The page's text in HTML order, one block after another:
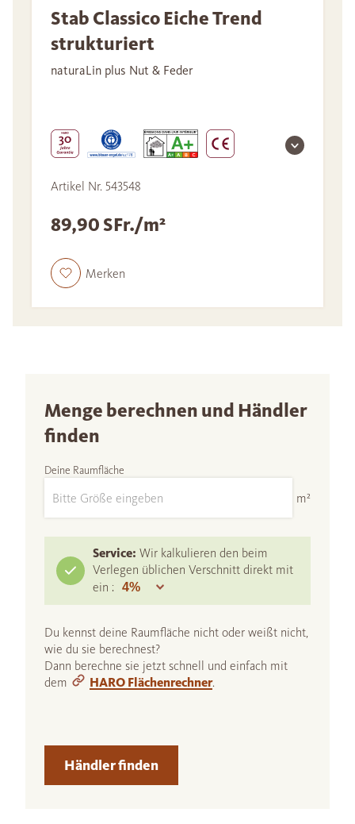
Stab Classico Eiche Trend
strukturiert
naturaLin plus Nut & Feder
Artikel Nr. 543548
89,90 SFr./m²
Merken
Menge berechnen und Händler
finden
Deine Raumfläche
m²
Service: Wir kalkulieren den beim
Verlegen üblichen Verschnitt direkt mit
ein :
Du kennst deine Raumfläche nicht oder weißt nicht,
wie du sie berechnest?
Dann berechne sie jetzt schnell und einfach mit
dem
HARO Flächenrechner.
Händler finden